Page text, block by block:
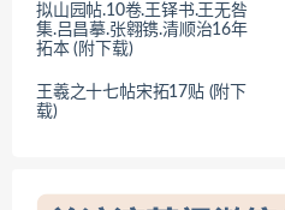
拟山园帖.10卷.王铎书.王无咎
集.吕昌摹.张翱镌.清顺治16年
拓本 (附下载)
王羲之十七帖宋拓17贴 (附下
载)